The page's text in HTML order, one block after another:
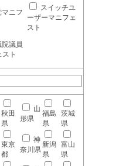
マニフ
スイッチユ
ーザーマニフェ
スト
院議員
ト
秋田
県
山
形県
福島
県
茨城
県
東京
都
神
奈川県
新潟
県
富山
県